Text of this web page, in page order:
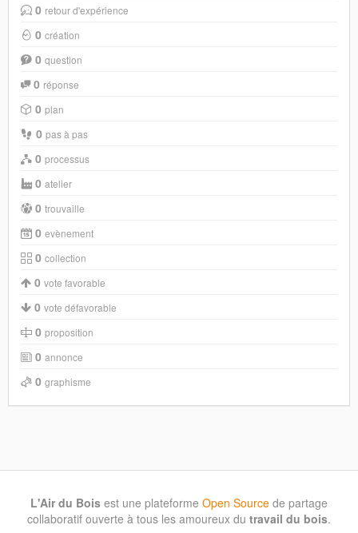
0 retour d'expérience
0 création
0 question
0 réponse
0 plan
0 pas à pas
0 processus
0 atelier
0 trouvaille
0 evènement
0 collection
0 vote favorable
0 vote défavorable
0 proposition
0 annonce
0 graphisme
L'Air du Bois est une plateforme Open Source de partage
collaboratif ouverte à tous les amoureux du travail du bois.